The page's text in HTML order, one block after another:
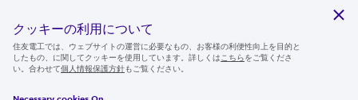
クッキーの利用について
住友電工では、ウェブサイトの運営に必要なもの、お客様の利便性向上を目的と
したもの、に関してクッキーを使用しています。詳しくは こちらをご覧くださ
い。合わせて個人情報保護方針もご覧ください。